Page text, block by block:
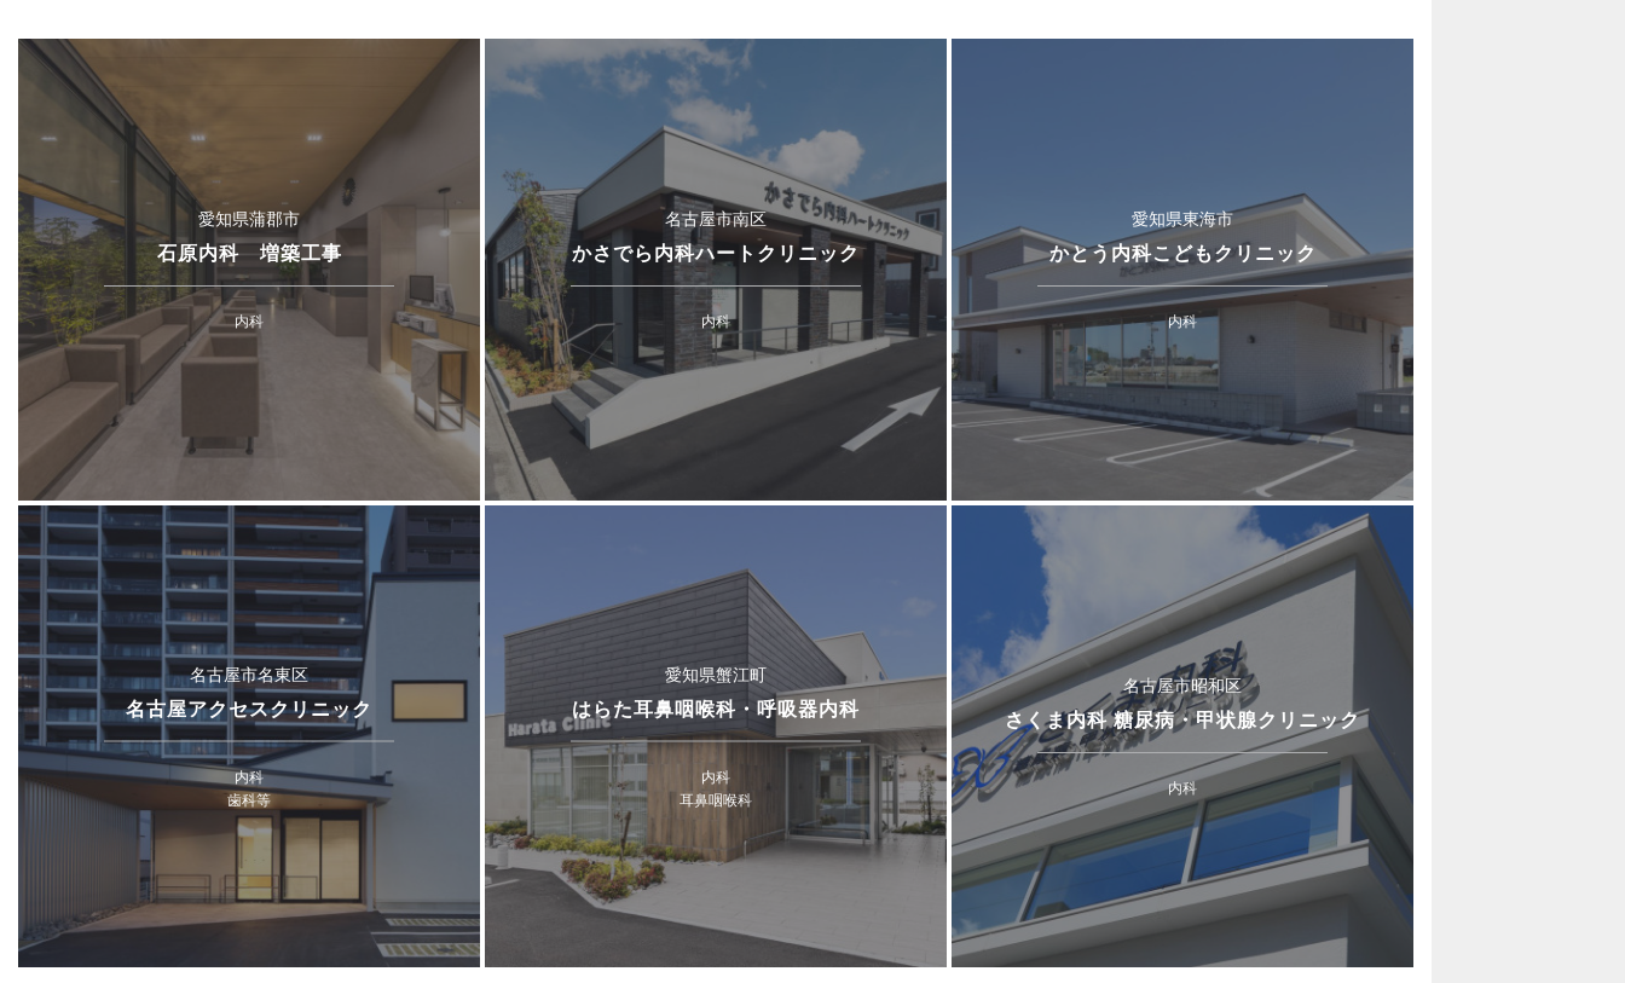
愛知県蒲郡市
石原内科 増築工事
内科
名古屋市南区
かさでら内科ハートクリニック
内科
愛知県東海市
かとう内科こどもクリニック
内科
名古屋市名東区
名古屋アクセスクリニック
内科
歯科等
愛知県蟹江町
はらた耳鼻咽喉科・呼吸器内科
内科
耳鼻咽喉科
名古屋市昭和区
さくま内科 糖尿病・甲状腺クリニック
内科